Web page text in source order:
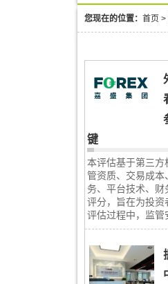
您现在的位置： 首页 >
键
本评估基于第三
管资质、交易成本
务、平台技术、
评分，旨在为投资
评估过程中，监管